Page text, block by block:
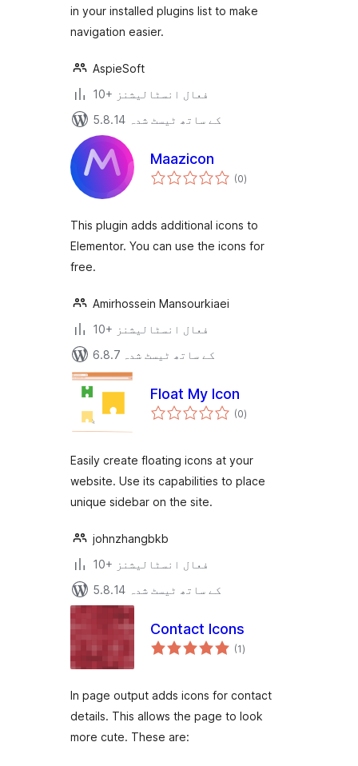
in your installed plugins list to make
navigation easier.
AspieSoft
10+ فعال انسٹالیشنز
5.8.14 کے ساتھ ٹیسٹ شدہ
Maazicon
(0مجموعی
درجہ
)
This plugin adds additional icons to
Elementor. You can use the icons for
free.
Amirhossein Mansourkiaei
10+ فعال انسٹالیشنز
6.8.7 کے ساتھ ٹیسٹ شدہ
Float My Icon
(0مجموعی
درجہ
)
Easily create floating icons at your
website. Use its capabilities to place
unique sidebar on the site.
johnzhangbkb
10+ فعال انسٹالیشنز
5.8.14 کے ساتھ ٹیسٹ شدہ
Contact Icons
(1مجموعی
درجہ
)
In page output adds icons for contact
details. This allows the page to look
more cute. These are: